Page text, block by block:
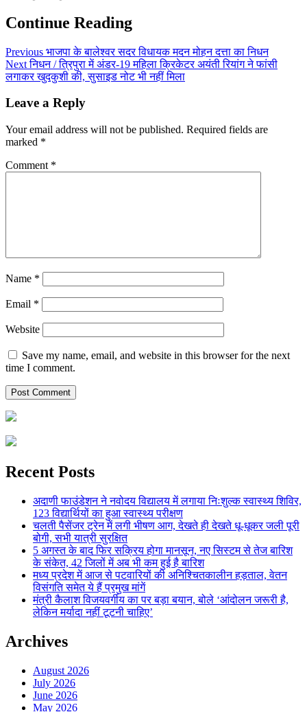
Continue Reading
Previous भाजपा के बालेश्वर सदर विधायक मदन मोहन दत्ता का निधन
Nextनिधन / त्रिपुरा में अंडर-19 महिला क्रिकेटर अयंती रियांग ने फांसी
लगाकर खुदकुशी की, सुसाइड नोट भी नहीं मिला
Leave a Reply
Your email address will not be published. Required fields are
marked *
Comment *
Name *
Email *
Website
Save my name, email, and website in this browser for the next
time I comment.
Recent Posts
अदाणी फाउंडेशन ने नवोदय विद्यालय में लगाया निःशुल्क स्वास्थ्य शिविर,
123 विद्यार्थियों का हुआ स्वास्थ्य परीक्षण
चलती पैसेंजर ट्रेन में लगी भीषण आग, देखते ही देखते धू-धूकर जली पूरी
बोगी, सभी यात्री सुरक्षित
5 अगस्त के बाद फिर सक्रिय होगा मानसून, नए सिस्टम से तेज बारिश
के संकेत, 42 जिलों में अब भी कम हुई है बारिश
मध्य प्रदेश में आज से पटवारियों की अनिश्चितकालीन हड़ताल, वेतन
विसंगति समेत ये हैं प्रमुख मांगें
मंत्री कैलाश विजयवर्गीय का पर बड़ा बयान, बोले ‘आंदोलन जरूरी है,
लेकिन मर्यादा नहीं टूटनी चाहिए’
Archives
August 2026
July 2026
June 2026
May 2026